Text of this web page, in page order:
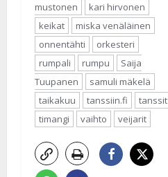
mustonen
kari hirvonen
keikat
miska venäläinen
onnentähti
orkesteri
rumpali
rumpu
Saija
Tuupanen
samuli mäkelä
taikakuu
tanssiin.fi
tanssit
timangi
vaihto veijarit